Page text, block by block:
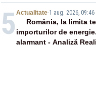
5 Actualitate-1 aug. 2026, 09:46
România, la limita
importurilor de
alarmant - Analiză